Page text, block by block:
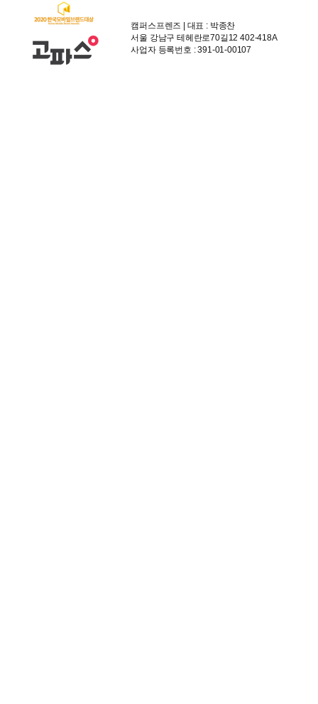
캠퍼스프렌즈 | 대표 : 박종찬
서울 강남구 테헤란로70길12 402-418A
사업자 등록번호 : 391-01-00107